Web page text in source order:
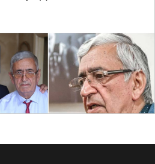
պահպանվող